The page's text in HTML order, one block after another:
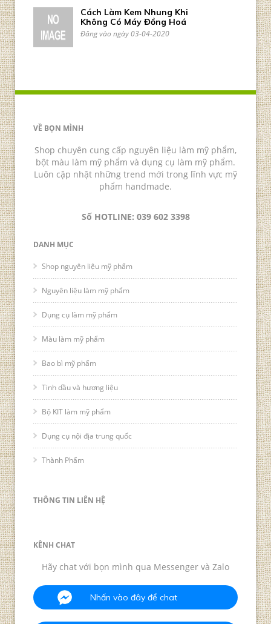
Cách Làm Kem Nhung Khi
Không Có Máy Đồng Hoá
Đăng vào ngày 03-04-2020
VỀ BỌN MÌNH
Shop chuyên cung cấp nguyên liệu làm mỹ phẩm,
bột màu làm mỹ phẩm và dụng cụ làm mỹ phẩm.
Luôn cập nhật những trend mới trong lĩnh vực mỹ
phẩm handmade.
Số HOTLINE: 039 602 3398
DANH MỤC
Shop nguyên liệu mỹ phẩm
Nguyên liệu làm mỹ phẩm
Dụng cụ làm mỹ phẩm
Màu làm mỹ phẩm
Bao bì mỹ phẩm
Tinh dầu và hương liệu
Bộ KIT làm mỹ phẩm
Dụng cụ nội địa trung quốc
Thành Phẩm
THÔNG TIN LIÊN HỆ
KÊNH CHAT
Hãy chat với bọn mình qua Messenger và Zalo
Nhấn vào đây để chat